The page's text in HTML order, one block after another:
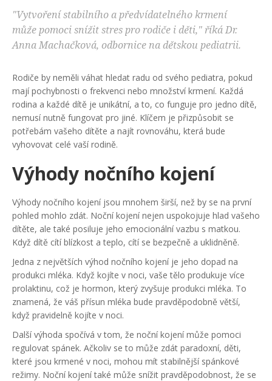
"Vytvoření stabilního a předvídatelného krmení
může pomoci snížit stres pro rodiče i děti," říká Dr.
Anna Machačková, odbornice na dětskou pediatrii.
Rodiče by neměli váhat hledat radu od svého pediatra, pokud
mají pochybnosti o frekvenci nebo množství krmení. Každá
rodina a každé dítě je unikátní, a to, co funguje pro jedno dítě,
nemusí nutně fungovat pro jiné. Klíčem je přizpůsobit se
potřebám vašeho dítěte a najít rovnováhu, která bude
vyhovovat celé vaší rodině.
Výhody nočního kojení
Výhody nočního kojení jsou mnohem širší, než by se na první
pohled mohlo zdát. Noční kojení nejen uspokojuje hlad vašeho
dítěte, ale také posiluje jeho emocionální vazbu s matkou.
Když dítě cítí blízkost a teplo, cítí se bezpečně a uklidněně.
Jedna z největších výhod nočního kojení je jeho dopad na
produkci mléka. Když kojíte v noci, vaše tělo produkuje více
prolaktinu, což je hormon, který zvyšuje produkci mléka. To
znamená, že váš přísun mléka bude pravděpodobně větší,
když pravidelně kojíte v noci.
Další výhoda spočívá v tom, že noční kojení může pomoci
regulovat spánek. Ačkoliv se to může zdát paradoxní, děti,
které jsou krmené v noci, mohou mít stabilnější spánkové
režimy. Noční kojení také může snížit pravděpodobnost, že se